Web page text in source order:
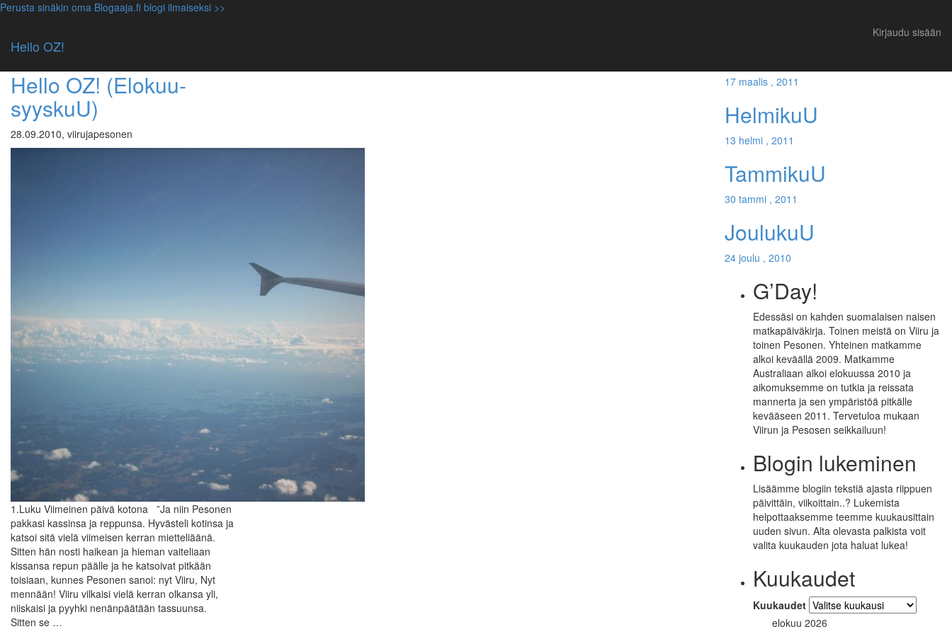
Perusta sinäkin oma Blogaaja.fi blogi ilmaiseksi >>
Hello OZ!
Kirjaudu sisään
Luokittelematon
Hello OZ! (Elokuu-
syyskuU)
28.09.2010, viirujapesonen
1.Luku Viimeinen päivä kotona ”Ja niin Pesonen
pakkasi kassinsa ja reppunsa. Hyvästeli kotinsa ja
katsoi sitä vielä viimeisen kerran mietteliäänä.
Sitten hän nosti haikean ja hieman vaiteliaan
kissansa repun päälle ja he katsoivat pitkään
toisiaan, kunnes Pesonen sanoi: nyt Viiru, Nyt
mennään! Viiru vilkaisi vielä kerran olkansa yli,
niiskaisi ja pyyhki nenänpäätään tassuunsa.
Sitten se …
17 maalis , 2011
HelmikuU
13 helmi , 2011
TammikuU
30 tammi , 2011
JoulukuU
24 joulu , 2010
G’Day!
Edessäsi on kahden suomalaisen naisen
matkapäiväkirja. Toinen meistä on Viiru ja
toinen Pesonen. Yhteinen matkamme
alkoi keväällä 2009. Matkamme
Australiaan alkoi elokuussa 2010 ja
aikomuksemme on tutkia ja reissata
mannerta ja sen ympäristöä pitkälle
kevääseen 2011. Tervetuloa mukaan
Viirun ja Pesosen seikkailuun!
Blogin lukeminen
Lisäämme blogiin tekstiä ajasta riippuen
päivittäin, viikoittain..? Lukemista
helpottaaksemme teemme kuukausittain
uuden sivun. Alta olevasta palkista voit
valita kuukauden jota haluat lukea!
Kuukaudet
Kuukaudet
elokuu 2026